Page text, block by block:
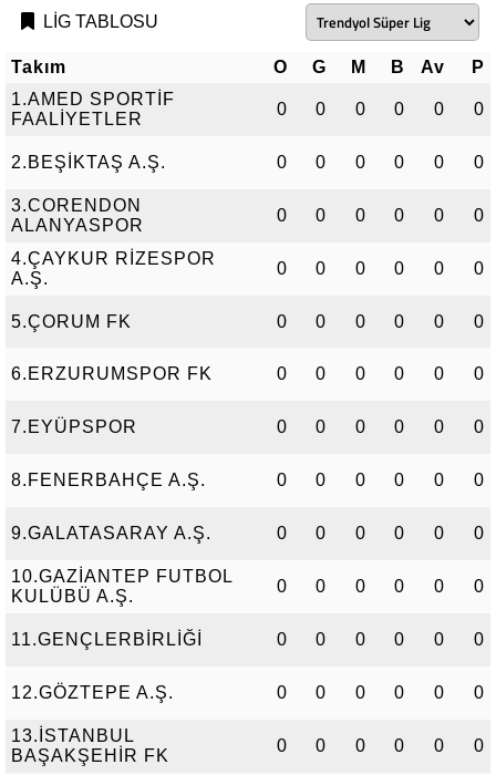
LİG TABLOSU
Takım O G M B Av
P
1.AMED SPORTİF
FAALİYETLER
0 0 0 0 0 0
2.BEŞİKTAŞ A.Ş. 0 0 0 0 0 0
3.CORENDON
ALANYASPOR
0 0 0 0 0 0
4.ÇAYKUR RİZESPOR
A.Ş.
0 0 0 0 0 0
5.ÇORUM FK 0 0 0 0 0 0
6.ERZURUMSPOR FK 0 0 0 0 0 0
7.EYÜPSPOR 0 0 0 0 0 0
8.FENERBAHÇE A.Ş. 0 0 0 0 0 0
9.GALATASARAY A.Ş. 0 0 0 0 0 0
10.GAZİANTEP FUTBOL
KULÜBÜ A.Ş.
0 0 0 0 0 0
11.GENÇLERBİRLİĞİ 0 0 0 0 0 0
12.GÖZTEPE A.Ş. 0 0 0 0 0 0
13.İSTANBUL
BAŞAKŞEHİR FK
0 0 0 0 0 0